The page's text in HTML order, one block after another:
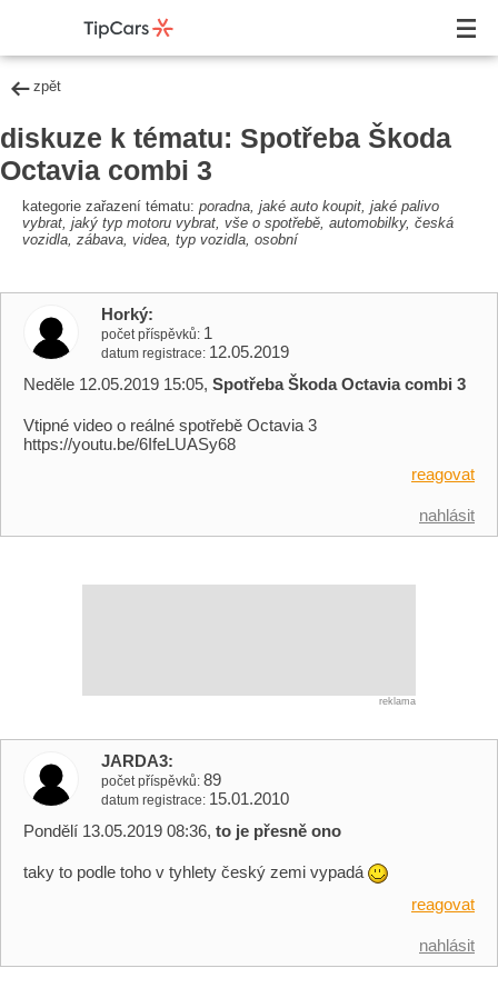
zpět
diskuze k tématu: Spotřeba Škoda
Octavia combi 3
kategorie zařazení tématu: poradna, jaké auto koupit, jaké palivo
vybrat, jaký typ motoru vybrat, vše o spotřebě, automobilky, česká
vozidla, zábava, videa, typ vozidla, osobní
Horký
počet příspěvků 1
datum registrace 12.05.2019
Neděle 12.05.2019 15:05, Spotřeba Škoda Octavia combi 3
Vtipné video o reálné spotřebě Octavia 3
https://youtu.be/6IfeLUASy68
reagovat
nahlásit
reklama
JARDA3
počet příspěvků 89
datum registrace 15.01.2010
Pondělí 13.05.2019 08:36, to je přesně ono
taky to podle toho v tyhlety český zemi vypadá
reagovat
nahlásit